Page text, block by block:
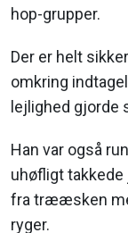
hop-grupper.
Der er helt
omkring
lejlighed gjorde
Han var også
uhøfligt takkede
fra trææsken
ryger.